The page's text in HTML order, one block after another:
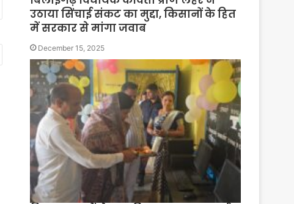
उठाया सिंचाई संकट का मुद्दा, किसानों के हित
में सरकार से मांगा जवाब
December 15, 2025